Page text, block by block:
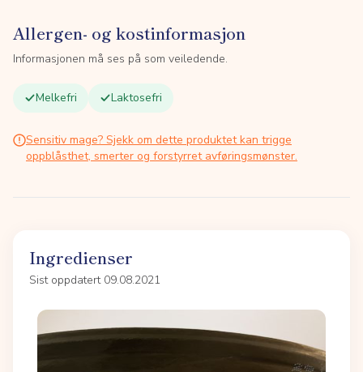
Allergen- og kostinformasjon
Informasjonen må ses på som veiledende.
Melkefri Laktosefri
Sensitiv mage? Sjekk om dette produktet kan trigge
oppblåsthet, smerter og forstyrret avføringsmønster.
Ingredienser
Sist oppdatert 09.08.2021